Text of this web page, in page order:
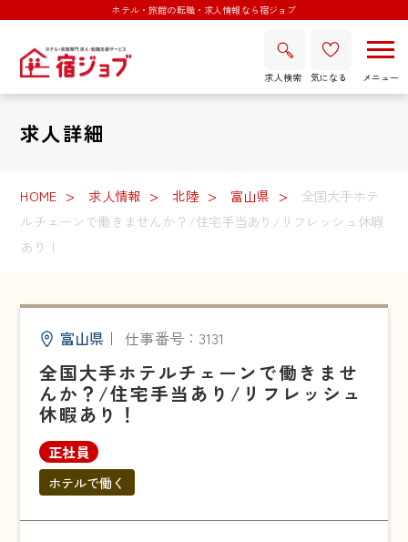
ホテル・旅館の転職・求人情報なら宿ジョブ
求人検索 気になる
求人詳細
HOME 求人情報 北陸 富山県
全国大手ホテ
ルチェーンで働きませんか？/住宅手当あり/リフレッシュ休暇
あり！
富山県 ｜ 仕事番号：3131
全国大手ホテルチェーンで働きませ
んか？/住宅手当あり/リフレッシュ
休暇あり！
正社員
ホテルで働く